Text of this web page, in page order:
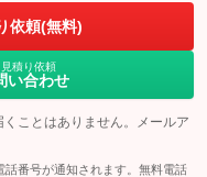
依頼(無料)
積り依頼
い合わせ
ことはありません。メールア
番号が通知されます。無料電話